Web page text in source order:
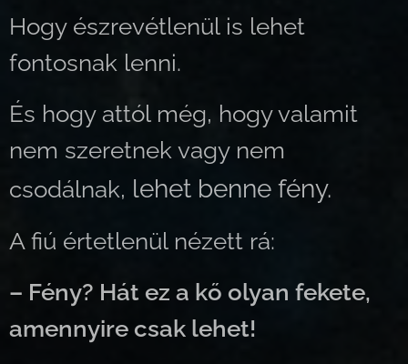
Hogy észrevétlenül is lehet
fontosnak lenni.
És hogy attól még, hogy valamit
nem szeretnek vagy nem
csodálnak, lehet benne fény.
A fiú értetlenül nézett rá:
– Fény? Hát ez a kő olyan fekete,
amennyire csak lehet!